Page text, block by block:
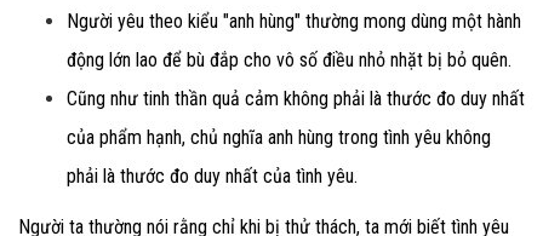
Người yêu theo kiểu "anh hùng" thường mong dùng một hành
động lớn lao để bù đắp cho vô số điều nhỏ nhặt bị bỏ quên.
Cũng như tinh thần quả cảm không phải là thước đo duy nhất
của phẩm hạnh, chủ nghĩa anh hùng trong tình yêu không
phải là thước đo duy nhất của tình yêu.
Người ta thường nói rằng chỉ khi bị thử thách, ta mới biết tình yêu